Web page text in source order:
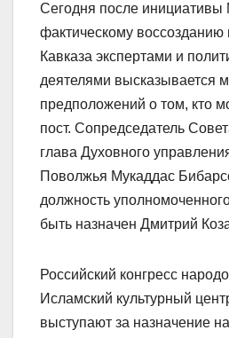
Сегодня после
фактическому воссозданию
Кавказа экспертами и
деятелями высказывается
предположений о том, кто
пост. Сопредседатель
глава Духовного
Поволжья Мукаддас
должность
быть назначен Дмитрий
Российский конгресс
Исламский культурный
выступают за назначение